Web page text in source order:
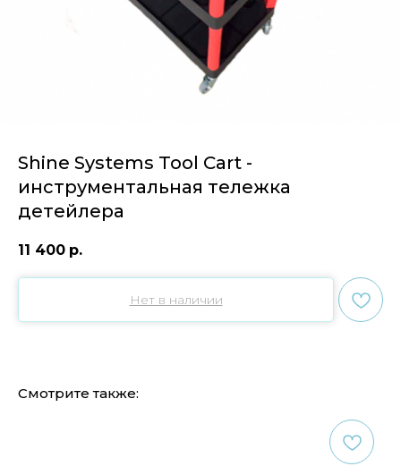
Shine Systems Tool Cart -
инструментальная тележка
детейлера
11 400 р.
Нет в наличии
Смотрите также: